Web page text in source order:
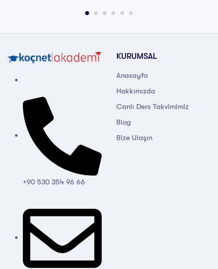
+90 530 354 96 66
KURUMSAL
Anasayfa
Hakkımızda
Canlı Ders Takvimimiz
Blog
Bize Ulaşın